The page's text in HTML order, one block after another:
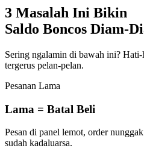
3 Masalah Ini Bikin
Saldo Boncos Diam-
Sering ngalamin di bawah ini?
tergerus pelan-pelan.
Pesanan Lama
Lama = Batal Beli
Pesan di panel lemot, order
sudah kadaluarsa.